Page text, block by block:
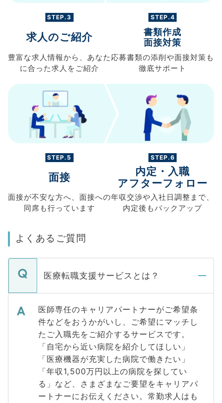
STEP.3
求人のご紹介
豊富な求人情報から、 あなた
に合った求人を ご紹介
STEP.4
書類作成
面接対策
応募書類の添削や面接対策も
徹底サポート
STEP.5
面接
面接が不安な方へ、 面接への
同席も行っています
STEP.6
内定・入職
アフターフォロー
年収交渉や入社日調整まで、
内定後もバックアップ
よくあるご質問
医療転職支援サービスとは？
医師専任のキャリアパートナーがご希望条
件などをおうかがいし、ご希望にマッチし
たご入職先をご紹介するサービスです。
「自宅から近い病院を紹介してほしい」
「医療機器が充実した病院で働きたい」
「年収1,500万円以上の病院を探してい
る」など、さまざまなご要望をキャリアパ
ートナーにお伝えください。常勤求人はも